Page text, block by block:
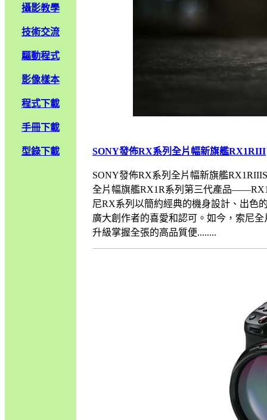
攝影教學
技術交流
驅動程式
影像樣本
程式下載
手冊下載
型錄下載 SONY發佈RX系列全片幅新旗艦RX1RIII
SONY發佈RX系列全片幅新旗艦
全片幅旗艦RX1R系列第三代產品
尼RX系列以簡約經典的機身設計、出色
廣大創作者的喜愛和認可。如今，索尼
升級掌握全張的高品質便........